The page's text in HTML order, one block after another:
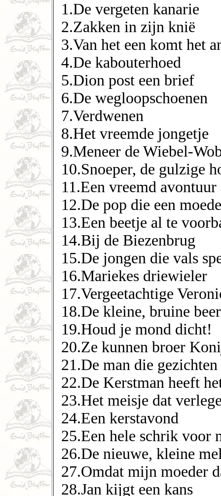
1.De vergeten kanarie
2.Zakken in zijn knië
3.Van het een komt het
4.De kabouterhoed
5.Dion post een brief
6.De wegloopschoenen
7.Verdwenen
8.Het vreemde jongetje
9.Meneer de Wiebel-
10.Snoeper, de gulzige
11.Een vreemd avontuur
12.De pop die een
13.Een beetje al te
14.Bij de Biezenbrug
15.De jongen die vals
16.Mariekes driewieler
17.Vergeetachtige
18.De kleine, bruine beer
19.Houd je mond dicht!
20.Ze kunnen broer
21.De man die gezichten
22.De Kerstman heeft
23.Het meisje dat
24.Een kerstavond
25.Een hele schrik voor
26.De nieuwe, kleine
27.Omdat mijn moeder
28.Jan kijgt een kans